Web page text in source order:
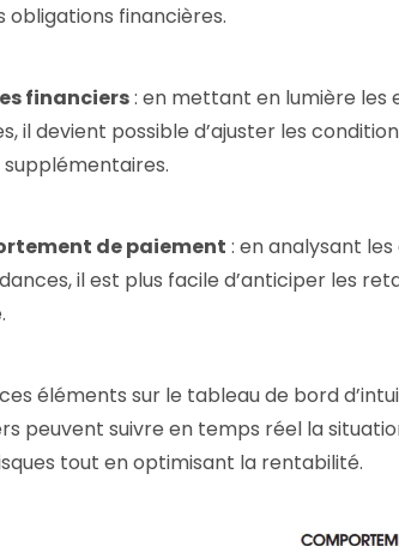
obligations financières.
financiers: en mettant en lumière les
il devient possible d’ajuster les
de paiement : en analysant
il est plus facile d’anticiper les
éléments sur le tableau de bord
peuvent suivre en temps réel la
tout en optimisant la rentabilité.